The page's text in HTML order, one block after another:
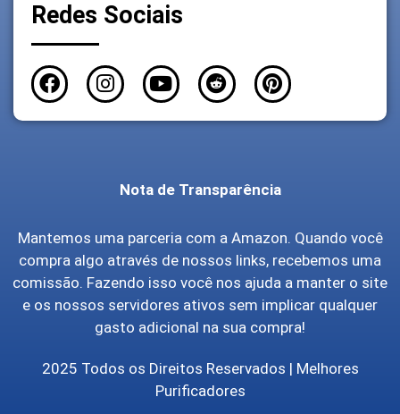
Redes Sociais
Nota de Transparência
Mantemos uma parceria com a Amazon. Quando você
compra algo através de nossos links, recebemos uma
comissão. Fazendo isso você nos ajuda a manter o site
e os nossos servidores ativos sem implicar qualquer
gasto adicional na sua compra!
2025 Todos os Direitos Reservados | Melhores
Purificadores